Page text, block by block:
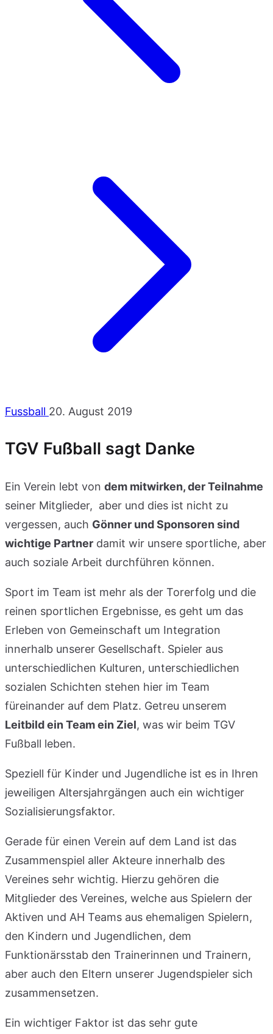
Fussball 20. August 2019
TGV Fußball sagt Danke
Ein Verein lebt von dem mitwirken, der Teilnahme
seiner Mitglieder, aber und dies ist nicht zu
vergessen, auch Gönner und Sponsoren sind
wichtige Partner damit wir unsere sportliche, aber
auch soziale Arbeit durchführen können.
Sport im Team ist mehr als der Torerfolg und die
reinen sportlichen Ergebnisse, es geht um das
Erleben von Gemeinschaft um Integration
innerhalb unserer Gesellschaft. Spieler aus
unterschiedlichen Kulturen, unterschiedlichen
sozialen Schichten stehen hier im Team
füreinander auf dem Platz. Getreu unserem
Leitbild ein Team ein Ziel, was wir beim TGV
Fußball leben.
Speziell für Kinder und Jugendliche ist es in Ihren
jeweiligen Altersjahrgängen auch ein wichtiger
Sozialisierungsfaktor.
Gerade für einen Verein auf dem Land ist das
Zusammenspiel aller Akteure innerhalb des
Vereines sehr wichtig. Hierzu gehören die
Mitglieder des Vereines, welche aus Spielern der
Aktiven und AH Teams aus ehemaligen Spielern,
den Kindern und Jugendlichen, dem
Funktionärsstab den Trainerinnen und Trainern,
aber auch den Eltern unserer Jugendspieler sich
zusammensetzen.
Ein wichtiger Faktor ist das sehr gute